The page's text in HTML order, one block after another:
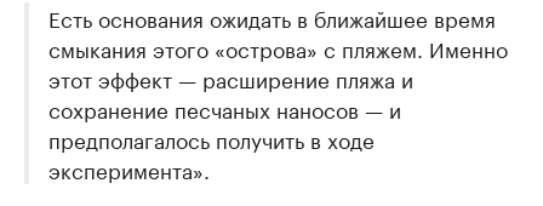
Есть основания ожидать в ближайшее время
смыкания этого «острова» с пляжем. Именно
этот эффект — расширение пляжа и
сохранение песчаных наносов — и
предполагалось получить в ходе
эксперимента».